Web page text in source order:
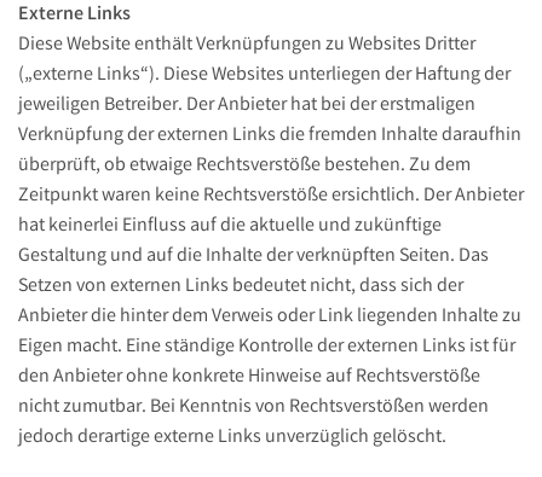
Externe Links
Diese Website enthält Verknüpfungen zu Websites Dritter
(„externe Links“). Diese Websites unterliegen der Haftung der
jeweiligen Betreiber. Der Anbieter hat bei der erstmaligen
Verknüpfung der externen Links die fremden Inhalte daraufhin
überprüft, ob etwaige Rechtsverstöße bestehen. Zu dem
Zeitpunkt waren keine Rechtsverstöße ersichtlich. Der Anbieter
hat keinerlei Einfluss auf die aktuelle und zukünftige
Gestaltung und auf die Inhalte der verknüpften Seiten. Das
Setzen von externen Links bedeutet nicht, dass sich der
Anbieter die hinter dem Verweis oder Link liegenden Inhalte zu
Eigen macht. Eine ständige Kontrolle der externen Links ist für
den Anbieter ohne konkrete Hinweise auf Rechtsverstöße
nicht zumutbar. Bei Kenntnis von Rechtsverstößen werden
jedoch derartige externe Links unverzüglich gelöscht.